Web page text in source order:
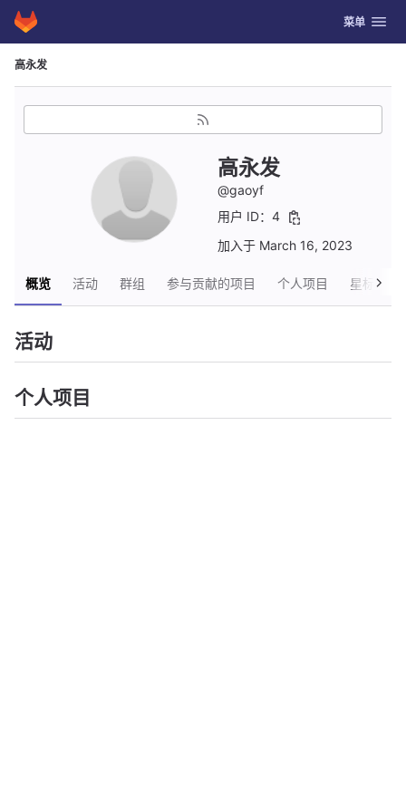
Skip to content
GitLab 切换导航
菜单
高永发
高永发
@gaoyf
用户 ID：4
加入于 March 16, 2023
概览 活动 群组 参与贡献的项目 个人项目 星标项目
活动
个人项目